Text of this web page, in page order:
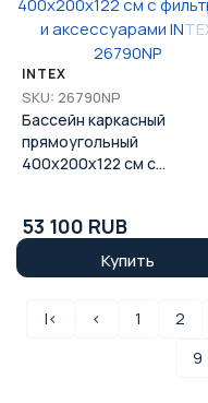
INTEX
SKU: 26790NP
Бассейн каркасный
прямоугольный
400x200x122 см с
53 100 RUB
Купить
|< < 1 2
9